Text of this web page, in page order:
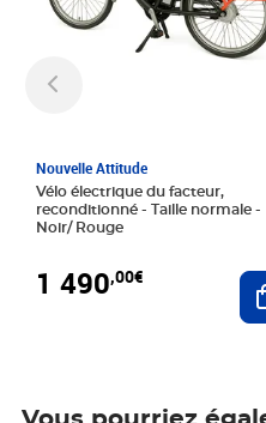
Nouvelle Attitude
Vélo électrique du facteur,
reconditionné - Taille normale -
Noir/ Rouge
1 490,00€